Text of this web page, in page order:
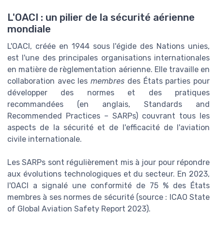
L'OACI : un pilier de la sécurité aérienne
mondiale
L'OACI, créée en 1944 sous l'égide des Nations unies,
est l'une des principales organisations internationales
en matière de règlementation aérienne. Elle travaille en
collaboration avec lesmembres des États parties pour
développer des normes et des pratiques
recommandées (en anglais, Standards and
Recommended Practices – SARPs) couvrant tous les
aspects de la sécurité et de l'efficacité de l'aviation
civile internationale.
Les SARPs sont régulièrement mis à jour pour répondre
aux évolutions technologiques et du secteur. En 2023,
l'OACI a signalé une conformité de 75 % des États
membres à ses normes de sécurité (source : ICAO State
of Global Aviation Safety Report 2023).